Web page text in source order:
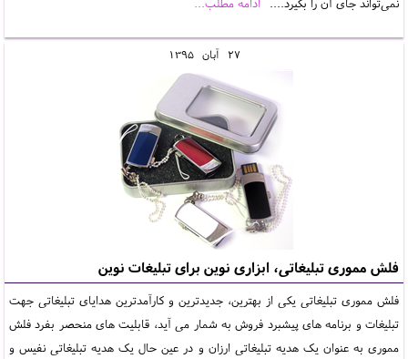
27 آبان 1395
فلش مموری تبلیغاتی، ابزاری نوین برای تبلیغات نوین
فلش مموری تبلیغاتی یکی از بهترین، جدیدترین و کارآمدترین هدایای تبلیغاتی جهت
تبلیغات و برنامه های پیشبرد فروش به شمار می آید، قابلیت های منحصر بفرد فلش
مموری به عنوان یک هدیه تبلیغاتی ارزان و در عین حال یک هدیه تبلیغاتی نفیس و